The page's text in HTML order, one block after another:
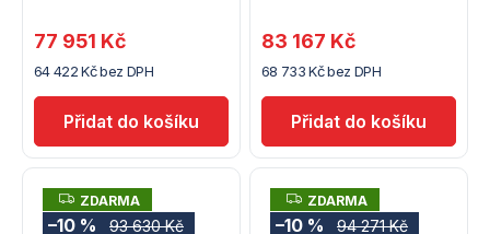
64 422 Kč bez DPH
77 951 Kč
68 733 Kč bez DPH
83 167 Kč
Z
D
A
ZDARMA
93 630 Kč
–10 %
Z
D
A
ZDARMA
94 271 Kč
–10 %